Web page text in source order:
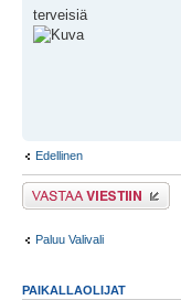
terveisiä
Edellinen
Lähetä vastaus
Paluu Valivali
PAIKALLAOLIJAT